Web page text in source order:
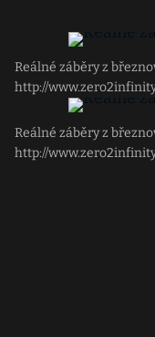
Reálné záběry z
http://
Reálné záběry z
http://